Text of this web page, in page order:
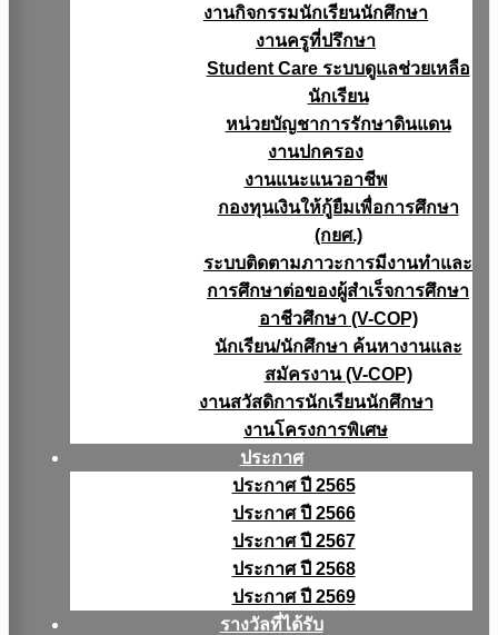
งานกิจกรรมนักเรียนนักศึกษา
งานครูที่ปรึกษา
Student Care ระบบดูแลช่วยเหลือ
นักเรียน
หน่วยบัญชาการรักษาดินแดน
งานปกครอง
งานแนะแนวอาชีพ
กองทุนเงินให้กู้ยืมเพื่อการศึกษา
(กยศ.)
ระบบติดตามภาวะการมีงานทำและ
การศึกษาต่อของผู้สำเร็จการศึกษา
อาชีวศึกษา (V-COP)
นักเรียน/นักศึกษา ค้นหางานและ
สมัครงาน (V-COP)
งานสวัสดิการนักเรียนนักศึกษา
งานโครงการพิเศษ
ประกาศ
ประกาศ ปี 2565
ประกาศ ปี 2566
ประกาศ ปี 2567
ประกาศ ปี 2568
ประกาศ ปี 2569
รางวัลที่ได้รับ